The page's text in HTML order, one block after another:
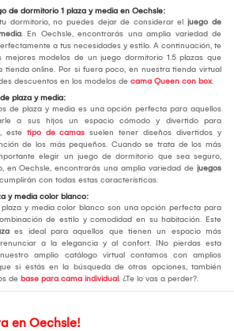
de dormitorio 1 plaza y media en Oechsle:
dormitorio, no puedes dejar de considerar el juego de
. En Oechsle, encontrarás una amplia variedad de
a tus necesidades y estilo. A continuación, te
mejores modelos de un juego dormitorio 1.5 plazas que
tienda online. Por si fuera poco, en nuestra tienda virtual
descuentos en los modelos de cama Queen con box.
plaza y media:
de plaza y media es una opción perfecta para aquellos
a sus hijos un espacio cómodo y divertido para
este tipo de camas suelen tener diseños divertidos y
de los más pequeños. Cuando se trata de los más
elegir un juego de dormitorio que sea seguro,
en Oechsle, encontrarás una amplia variedad de juegos
con todas estas características.
y media color blanco:
y media color blanco son una opción perfecta para
de estilo y comodidad en su habitación. Este
es ideal para aquellos que tienen un espacio más
a la elegancia y al confort. ¡No pierdas esta
amplio catálogo virtual contamos con amplios
si estás en la búsqueda de otras opciones, también
de base para cama individual. ¿Te lo vas a perder?.
en Oechsle!